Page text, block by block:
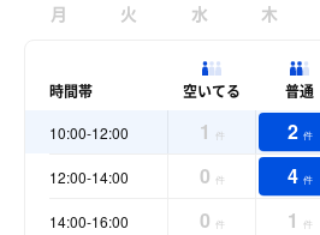
月 火 水 木
時間帯 空いてる 普通
10:00-12:00 1 件 2 件
12:00-14:00 0 件 4 件
14:00-16:00 0 件 1 件